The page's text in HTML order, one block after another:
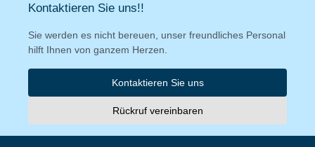
Kontaktieren Sie uns!!
Sie werden es nicht bereuen, unser freundliches Personal
hilft Ihnen von ganzem Herzen.
Kontaktieren Sie uns
Rückruf vereinbaren